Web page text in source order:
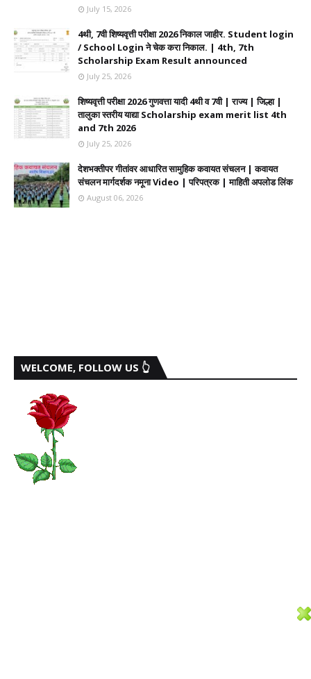
July 15, 2026
4थी, 7वी शिष्यवृत्ती परीक्षा 2026 निकाल जाहीर. Student login
/ School Login ने चेक करा निकाल. | 4th, 7th
Scholarship Exam Result announced
July 25, 2026
शिष्यवृत्ती परीक्षा 2026 गुणवत्ता यादी 4थी व 7वी | राज्य | जिल्हा |
तालुका स्तरीय याद्या Scholarship exam merit list 4th
and 7th 2026
July 25, 2026
देशभक्तीपर गीतांवर आधारित सामुहिक कवायत संचलन | कवायत
संचलन मार्गदर्शक नमूना Video | परिपत्रक | माहिती अपलोड लिंक
August 06, 2026
WELCOME, FOLLOW US 👆